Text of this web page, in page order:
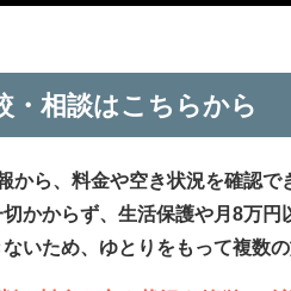
・相談はこちらから
ら、料金や空き状況を確認で
かからず、生活保護や月8万円
いため、ゆとりをもって複数